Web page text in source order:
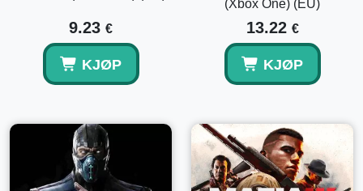
9.23 €
KJØP
(Xbox One) (EU)
13.22 €
KJØP